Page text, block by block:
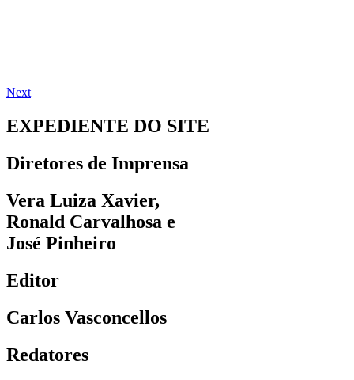
Next
EXPEDIENTE DO SITE
Diretores de Imprensa
Vera Luiza Xavier,
Ronald Carvalhosa e
José Pinheiro
Editor
Carlos Vasconcellos
Redatores